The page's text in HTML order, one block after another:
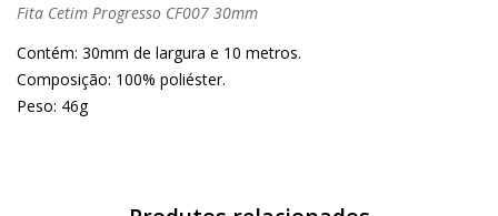
Fita Cetim Progresso CF007 30mm
Contém: 30mm de largura e 10 metros.
Composição: 100% poliéster.
Peso: 46g